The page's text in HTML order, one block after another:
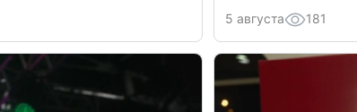
5 августа 181